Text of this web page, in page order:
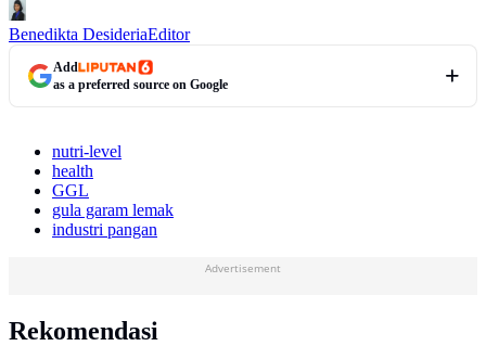
Benedikta DesideriaEditor
Add
as a preferred source on Google
nutri-level
health
GGL
gula garam lemak
industri pangan
Advertisement
Rekomendasi